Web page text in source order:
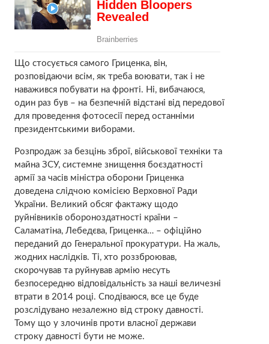
Що стосується самого Гриценка, він,
розповідаючи всім, як треба воювати, так і не
наважився побувати на фронті. Ні, вибачаюся,
один раз був – на безпечній відстані від передової
для проведення фотосесії перед останніми
президентськими виборами.
Розпродаж за безцінь зброї, військової техніки та
майна ЗСУ, системне знищення боєздатності
армії за часів міністра оборони Гриценка
доведена слідчою комісією Верховної Ради
України. Великий обсяг фактажу щодо
руйнівників обороноздатності країни –
Саламатіна, Лебедєва, Гриценка… – офіційно
переданий до Генеральної прокуратури. На жаль,
жодних наслідків. Ті, хто роззброював,
скорочував та руйнував армію несуть
безпосередню відповідальність за наші величезні
втрати в 2014 році. Сподіваюся, все це буде
розслідувано незалежно від строку давності.
Тому що у злочинів проти власної держави
строку давності бути не може.